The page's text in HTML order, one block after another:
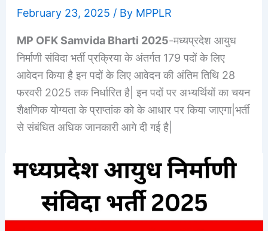
February 23, 2025 / By MPPLR
MP OFK Samvida Bharti 2025-मध्यप्रदेश आयुध
निर्माणी संविदा भर्ती प्रक्रिया के अंतर्गत 179 पदों के लिए
आवेदन किया है इन पदों के लिए आवेदन की अंतिम तिथि 28
फरवरी 2025 तक निर्धारित है| इन पदों पर अभ्यर्थियों का चयन
शैक्षणिक योग्यता के प्राप्तांक को के आधार पर किया जाएगा|भर्ती
से संबंधित अधिक जानकारी आगे दी गई है|